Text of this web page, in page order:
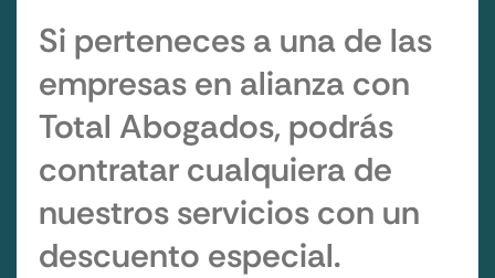
Si perteneces a una de las
empresas en alianza con
Total Abogados, podrás
contratar cualquiera de
nuestros servicios con un
descuento especial.